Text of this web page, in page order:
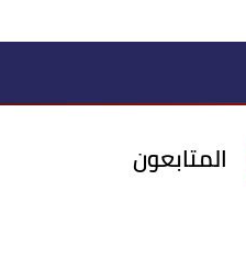
المتابعون